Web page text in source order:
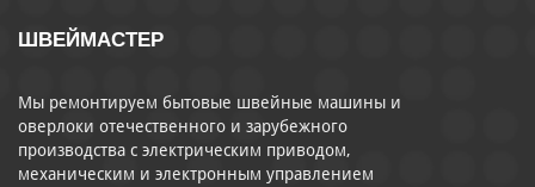
ШВЕЙМАСТЕР
Мы ремонтируем бытовые швейные машины и
оверлоки отечественного и зарубежного
производства с электрическим приводом,
механическим и электронным управлением